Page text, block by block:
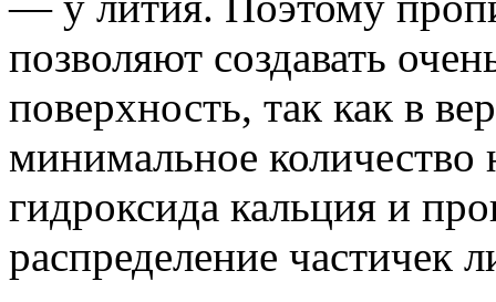
позволяют создавать
поверхность, так как в
минимальное количество
гидроксида кальция и
распределение частичек